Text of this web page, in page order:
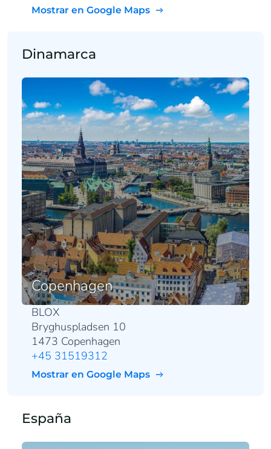
Mostrar en Google Maps
Dinamarca
Copenhagen
BLOX
Bryghuspladsen 10
1473 Copenhagen
+45 31519312
Mostrar en Google Maps
España